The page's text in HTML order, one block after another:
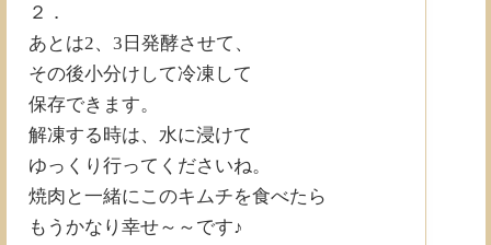
２．
あとは2、3日発酵させて、
その後小分けして冷凍して
保存できます。
解凍する時は、水に浸けて
ゆっくり行ってくださいね。
焼肉と一緒にこのキムチを食べたら
もうかなり幸せ～～です♪